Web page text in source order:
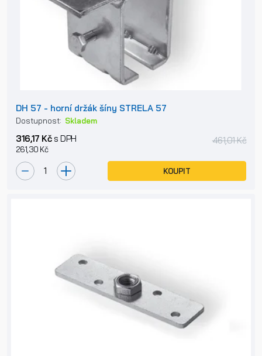
DH 57 - horní držák šíny STRELA 57
Dostupnost: Skladem
316,17 Kčs DPH
261,30 Kč
461,01 Kč
KOUPIT